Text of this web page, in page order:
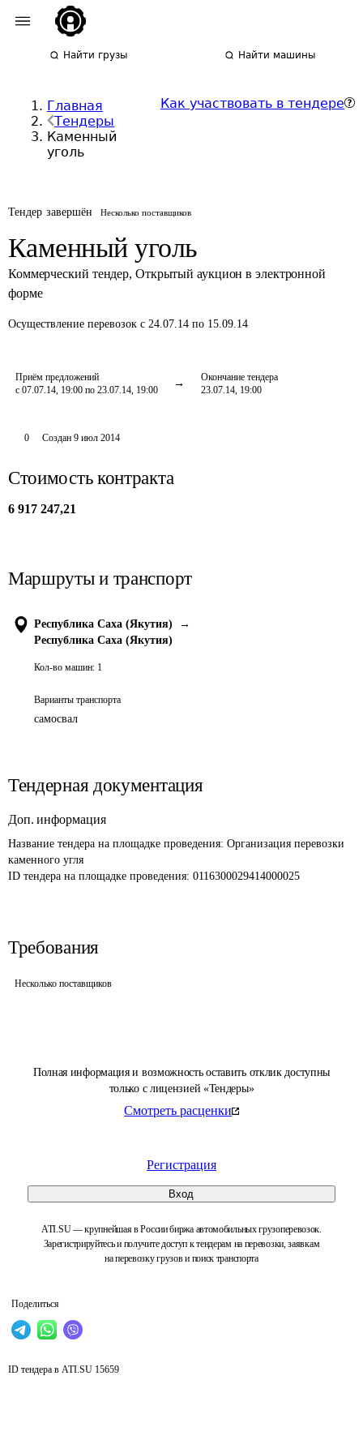
Найти грузы Найти машины
Главная
Тендеры
Каменный
уголь
Как участвовать в тендере
Тендер завершён Несколько поставщиков
Каменный уголь
Коммерческий тендер, Открытый аукцион в электронной
форме
Осуществление перевозок с 24.07.14 по 15.09.14
Приём предложений
с 07.07.14, 19:00 по 23.07.14, 19:00
Окончание тендера
23.07.14, 19:00
Полная информация и возможность оставить отклик доступны
только с лицензией «Тендеры»
Смотреть расценки
Регистрация
Вход
ATI.SU — крупнейшая в России биржа автомобильных грузоперевозок.
Зарегистрируйтесь и получите доступ к тендерам на перевозки, заявкам
на перевозку грузов и поиск транспорта
Поделиться
0 Создан 9 июл 2014
Стоимость контракта
6 917 247,21
Маршруты и транспорт
Республика Саха (Якутия)
→
Республика Саха (Якутия)
Кол-во машин: 1
Варианты транспорта
самосвал
Тендерная документация
Доп. информация
Название тендера на площадке проведения: Организация перевозки
каменного угля
ID тендера на площадке проведения: 0116300029414000025
Требования
Несколько поставщиков
ID тендера в ATI.SU 15659